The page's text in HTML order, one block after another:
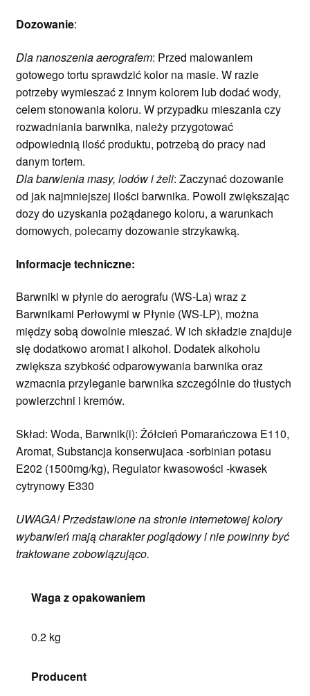
Dozowanie:
Dla nanoszenia aerografem: Przed malowaniem
gotowego tortu sprawdzić kolor na masie. W razie
potrzeby wymieszać z innym kolorem lub dodać wody,
celem stonowania koloru. W przypadku mieszania czy
rozwadniania barwnika, należy przygotować
odpowiednią ilość produktu, potrzebą do pracy nad
danym tortem.
Dla barwienia masy, lodów i żeli: Zaczynać dozowanie
od jak najmniejszej ilości barwnika. Powoli zwiększając
dozy do uzyskania pożądanego koloru, a warunkach
domowych, polecamy dozowanie strzykawką.
Informacje techniczne:
Barwniki w płynie do aerografu (WS-La) wraz z
Barwnikami Perłowymi w Płynie (WS-LP), można
między sobą dowolnie mieszać. W ich składzie znajduje
się dodatkowoaromat i alkohol. Dodatek alkoholu
zwiększa szybkość odparowywania barwnika oraz
wzmacnia przyleganie barwnika szczególnie do tłustych
powierzchni i kremów.
Skład: Woda, Barwnik(i): Żółcień Pomarańczowa E110,
Aromat, Substancja konserwujaca -sorbinian potasu
E202 (1500mg/kg), Regulator kwasowości -kwasek
cytrynowy E330
UWAGA! Przedstawione na stronie internetowej kolory
wybarwień mają charakter poglądowy i nie powinny być
traktowane zobowiązująco.
Waga z opakowaniem
0.2 kg
Producent